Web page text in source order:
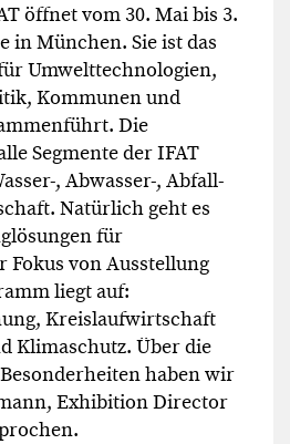
öffnet vom 30. Mai bis 3.
in München. Sie ist das
Umwelttechnologien,
Kommunen und
Die
Segmente der IFAT
, Abwasser-, Abfall-
Natürlich geht es
für
Fokus von Ausstellung
liegt auf:
Kreislaufwirtschaft
Klimaschutz. Über die
haben wir
Exhibition Director